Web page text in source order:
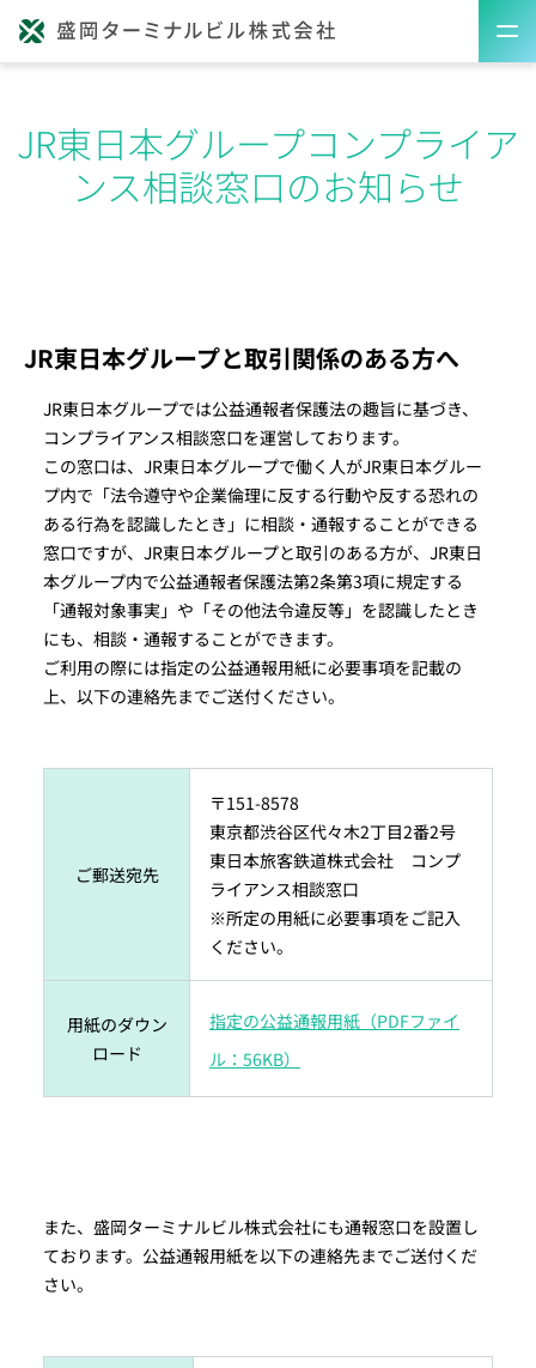
JR東日本グループコンプライア
ンス相談窓口のお知らせ
JR東日本グループと取引関係のある方へ
JR東日本グループでは公益通報者保護法の趣旨に基づき、
コンプライアンス相談窓口を運営しております。
この窓口は、JR東日本グループで働く人がJR東日本グルー
プ内で「法令遵守や企業倫理に反する行動や反する恐れの
ある行為を認識したとき」に相談・通報することができる
窓口ですが、JR東日本グループと取引のある方が、JR東日
本グループ内で公益通報者保護法第2条第3項に規定する
「通報対象事実」や「その他法令違反等」を認識したとき
にも、相談・通報することができます。
ご利用の際には指定の公益通報用紙に必要事項を記載の
上、以下の連絡先までご送付ください。
ご郵送宛先
〒151-8578
東京都渋谷区代々木2丁目2番2号
東日本旅客鉄道株式会社 コンプ
ライアンス相談窓口
※所定の用紙に必要事項をご記入
ください。
用紙のダウン
ロード
指定の公益通報用紙（PDFファイ
ル：56KB）
また、盛岡ターミナルビル株式会社にも通報窓口を設置し
ております。公益通報用紙を以下の連絡先までご送付くだ
さい。